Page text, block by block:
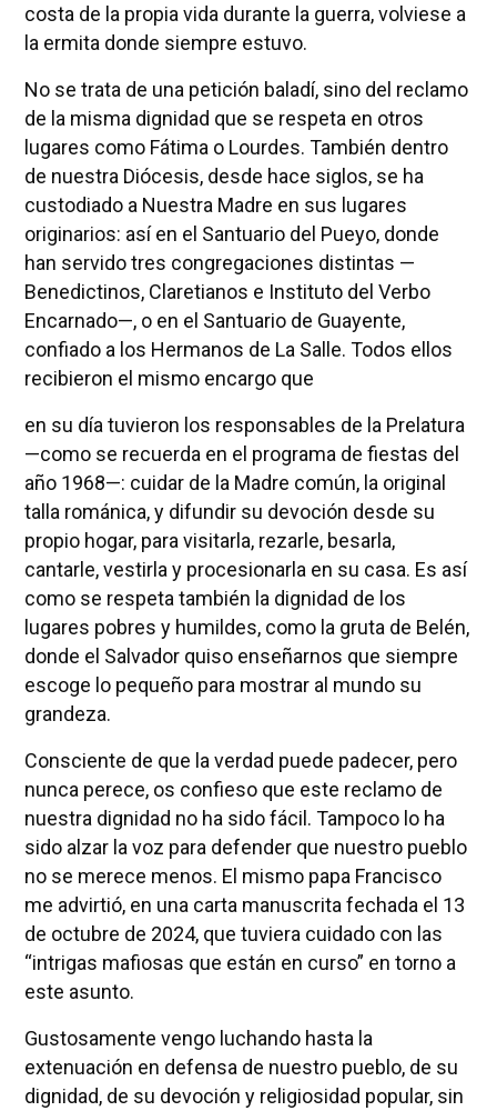
costa de la propia vida durante la guerra, volviese a
la ermita donde siempre estuvo.
No se trata de una petición baladí, sino del reclamo
de la misma dignidad que se respeta en otros
lugares como Fátima o Lourdes. También dentro
de nuestra Diócesis, desde hace siglos, se ha
custodiado a Nuestra Madre en sus lugares
originarios: así en el Santuario del Pueyo, donde
han servido tres congregaciones distintas —
Benedictinos, Claretianos e Instituto del Verbo
Encarnado—, o en el Santuario de Guayente,
confiado a los Hermanos de La Salle. Todos ellos
recibieron el mismo encargo que
en su día tuvieron los responsables de la Prelatura
—como se recuerda en el programa de fiestas del
año 1968—: cuidar de la Madre común, la original
talla románica, y difundir su devoción desde su
propio hogar, para visitarla, rezarle, besarla,
cantarle, vestirla y procesionarla en su casa. Es así
como se respeta también la dignidad de los
lugares pobres y humildes, como la gruta de Belén,
donde el Salvador quiso enseñarnos que siempre
escoge lo pequeño para mostrar al mundo su
grandeza.
Consciente de que la verdad puede padecer, pero
nunca perece, os confieso que este reclamo de
nuestra dignidad no ha sido fácil. Tampoco lo ha
sido alzar la voz para defender que nuestro pueblo
no se merece menos. El mismo papa Francisco
me advirtió, en una carta manuscrita fechada el 13
de octubre de 2024, que tuviera cuidado con las
“intrigas mafiosas que están en curso” en torno a
este asunto.
Gustosamente vengo luchando hasta la
extenuación en defensa de nuestro pueblo, de su
dignidad, de su devoción y religiosidad popular, sin